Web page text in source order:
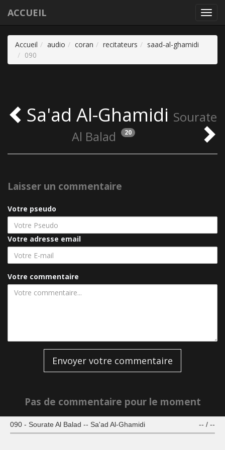
ACCUEIL
090 - Sourate Al Balad -- Sa'ad Al-Ghamidi -- / --
Accueil audio coran recitateurs
saad-al-ghamidi
090
Sa'ad Al-Ghamidi Sourate
Al Balad
20
Laisser un commentaire
Votre pseudo
Votre adresse email
Votre commentaire
Envoyer votre commentaire
Pas de commentaire pour le moment